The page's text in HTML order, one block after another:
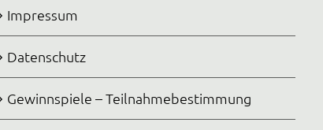
Impressum
Datenschutz
Gewinnspiele – Teilnahmebestimmung